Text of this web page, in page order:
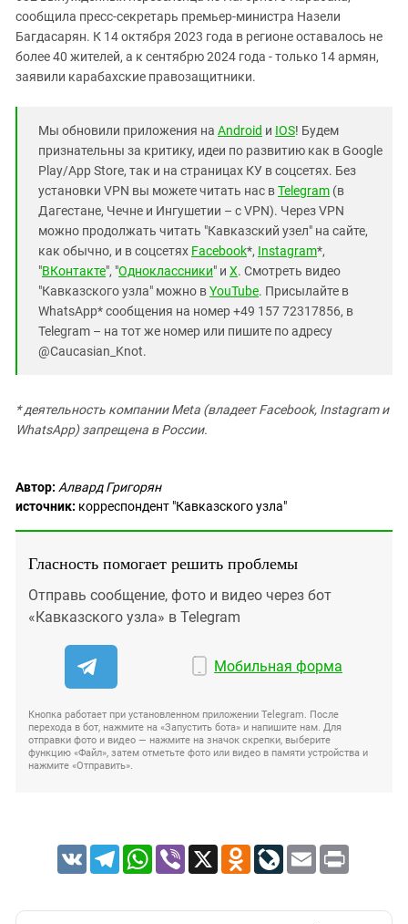
сообщила пресс-секретарь премьер-министра Назели
Багдасарян. К 14 октября 2023 года в регионе оставалось не
более 40 жителей, а к сентябрю 2024 года - только 14 армян,
заявили карабахские правозащитники.
Мы обновили приложения на Android и IOS! Будем
признательны за критику, идеи по развитию как в Google
Play/App Store, так и на страницах КУ в соцсетях. Без
установки VPN вы можете читать нас вTelegram (в
Дагестане, Чечне и Ингушетии – с VPN). Через VPN
можно продолжать читать "Кавказский узел" на сайте,
как обычно, и в соцсетях Facebook*, Instagram*,
"ВКонтакте", "Одноклассники" и X. Смотреть видео
"Кавказского узла" можно вYouTube. Присылайте в
WhatsApp* сообщения на номер +49 157 72317856, в
Telegram – на тот же номер или пишите по адресу
@Caucasian_Knot.
*деятельность компании Meta (владеет Facebook, Instagram и
WhatsApp) запрещена в России.
Автор: Алвард Григорян
источник: корреспондент "Кавказского узла"
Гласность помогает решить проблемы
Отправь сообщение, фото и видео через бот
«Кавказского узла» в Telegram
Мобильная форма
Кнопка работает при установленном приложении Telegram. После
перехода в бот, нажмите на «Запустить бота» и напишите нам. Для
отправки фото и видео — нажмите на значок скрепки, выберите
функцию «Файл», затем отметьте фото или видео в памяти устройства и
нажмите «Отправить».
VK TelegramWhatsApp
Viber X Odnoklassniki
LiveJournal
Email Print